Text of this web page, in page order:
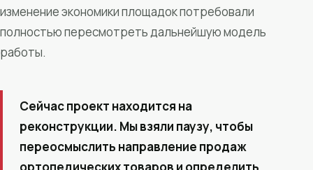
изменение экономики площадок потребовали
полностью пересмотреть дальнейшую модель
работы.
Сейчас проект находится на
реконструкции. Мы взяли паузу, чтобы
переосмыслить направление продаж